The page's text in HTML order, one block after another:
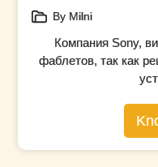
By Milni
Компания Sony,
фаблетов, так как